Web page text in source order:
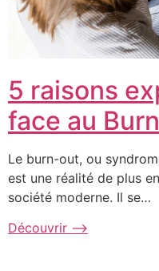
5 raisons
face au
Le burn-out, ou
est une réalité de plus
société moderne. Il se…
Découvrir ⟶